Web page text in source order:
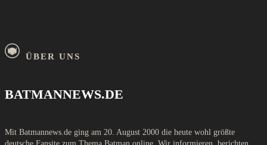
ÜBER UNS
BATMANNEWS.DE
Mit Batmannews.de ging am 20. August 2000 die heute wohl größte